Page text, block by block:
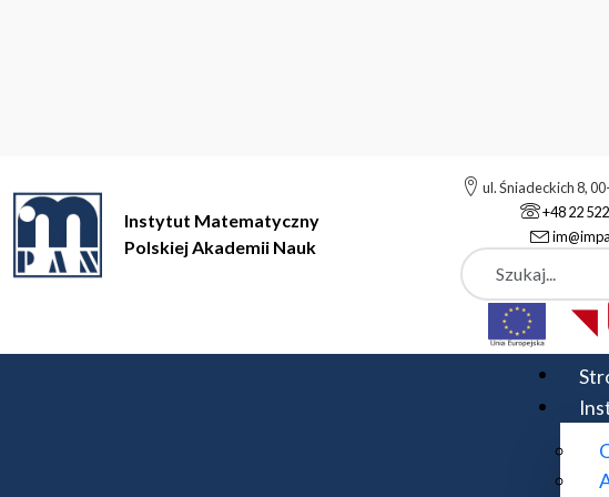
Instytut Matematyczny
Polskiej Akademii Nauk
ul. Śniadeckich 8,
+48 22
Szukaj
Instytut Matematyczny Polskiej Akademii Nauk
Misja
Mathematical Center